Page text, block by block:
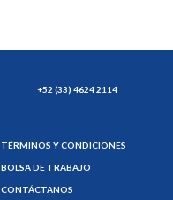
+52 (33) 4624 2114
TÉRMINOS Y CONDICIONES
BOLSA DE TRABAJO
CONTÁCTANOS